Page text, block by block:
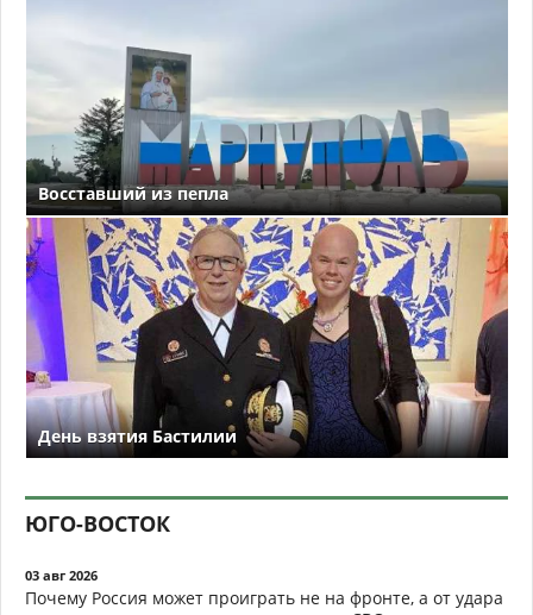
Восставший из пепла
День взятия Бастилии
ЮГО-ВОСТОК
03 авг 2026
Почему Россия может проиграть не на фронте, а от удара